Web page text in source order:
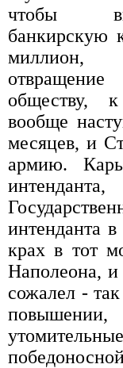
чтобы
банкирскую
миллион,
обществу,
вообще
месяцев, и
армию.
интенданта
крах в тот
Наполеона, и
сожалел -
повышении,